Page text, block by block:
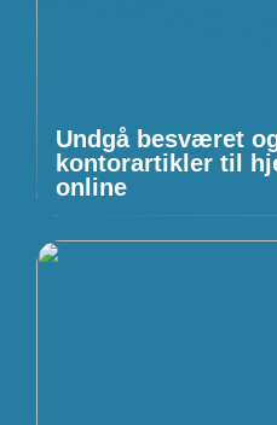
Undgå besværet
kontorartikler til
online